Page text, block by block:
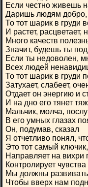
Если честно живешь
Даришь людям добро,
То тот шарик в груди
И растет, расцветает,
Много качеств
Значит, будешь ты
Если ты недоволен,
Всех людей
То тот шарик в груди
Затухает, слабеет,
Отдает он энергию и
И на дно его тянет
Мальчик, молча,
В его умных глазах
Он, подумав, сказал
Я отчетливо понял,
Это тот самый
Направляет на вихри
Контролирует
Мы должны
Чтобы вверх нам